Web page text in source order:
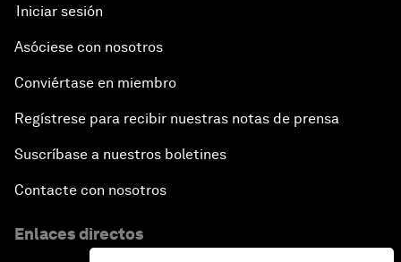
Iniciar sesión
Asóciese con nosotros
Conviértase en miembro
Regístrese para recibir nuestras notas de prensa
Suscríbase a nuestros boletines
Contacte con nosotros
Enlaces directos